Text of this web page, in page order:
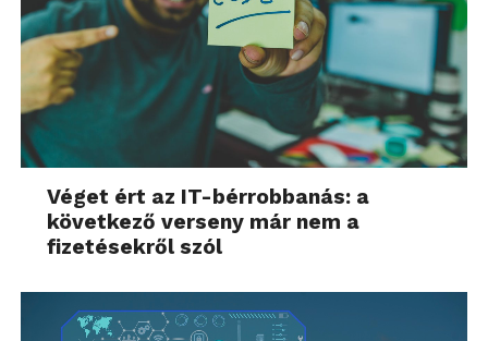
Véget ért az IT-bérrobbanás: a
következő verseny már nem a
fizetésekről szól